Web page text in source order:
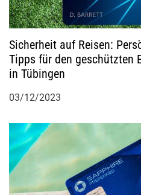
n
Sicherheit auf Reisen:
Tipps für den geschützten
in Tübingen
03/12/2023